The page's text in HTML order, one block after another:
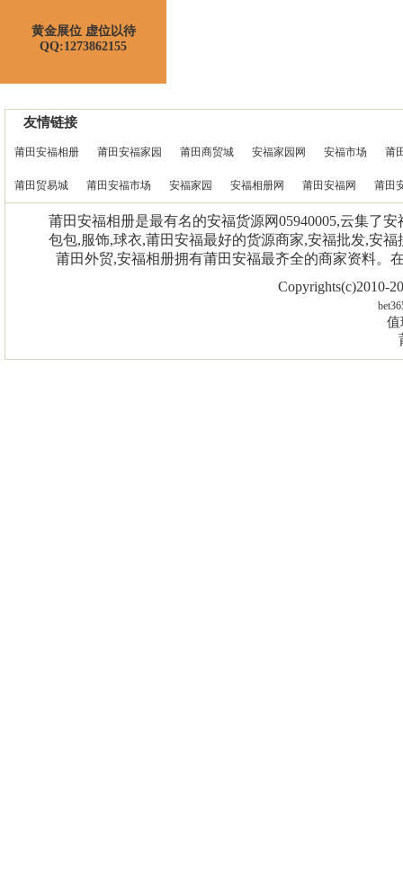
黄金展位 虚位以待
QQ:1273862155
友情链接
莆田安福相册 莆田安福家园 莆田商贸城 安福家园网 安福市场 莆
莆田贸易城 莆田安福市场 安福家园 安福相册网 莆田安福网 莆田
莆田安福相册是最有名的安福货源网05940005,云集了
包包,服饰,球衣,莆田安福最好的货源商家,安福批发,安
莆田外贸,安福相册拥有莆田安福最齐全的商家资料。
Copyrights(c)2010-
值